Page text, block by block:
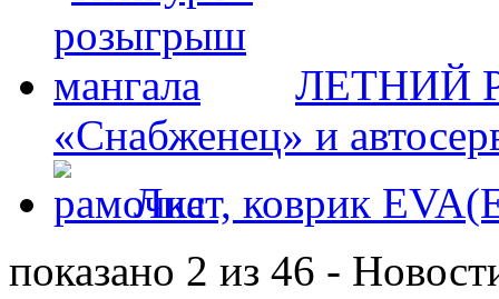
ЛЕТНИЙ
«Снабженец» и
Лист, коврик
показано 2 из 46 -